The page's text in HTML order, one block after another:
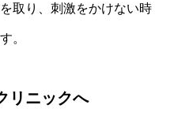
取り、刺激をかけない時
。
リニックへ